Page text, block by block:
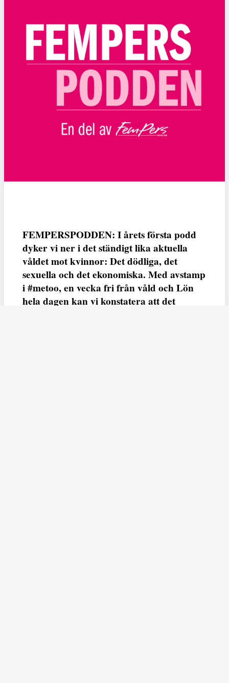
FEMPERSPODDEN: I årets första podd
dyker vi ner i det ständigt lika aktuella
våldet mot kvinnor: Det dödliga, det
sexuella och det ekonomiska. Med avstamp
i #metoo, en vecka fri från våld och Lön
hela dagen kan vi konstatera att det